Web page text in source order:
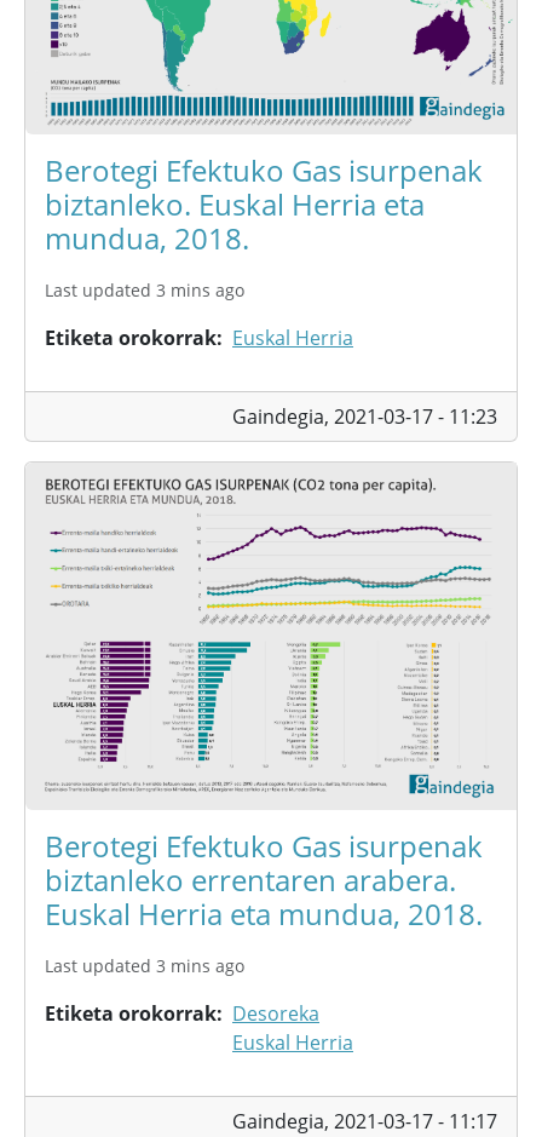
Berotegi Efektuko Gas isurpenak
biztanleko. Euskal Herria eta
mundua, 2018.
Last updated 3 mins ago
Etiketa orokorrak Euskal Herria
Gaindegia, 2021-03-17 - 11:23
Berotegi Efektuko Gas isurpenak
biztanleko errentaren arabera.
Euskal Herria eta mundua, 2018.
Last updated 3 mins ago
Etiketa orokorrak
Desoreka
Euskal Herria
Gaindegia, 2021-03-17 - 11:17